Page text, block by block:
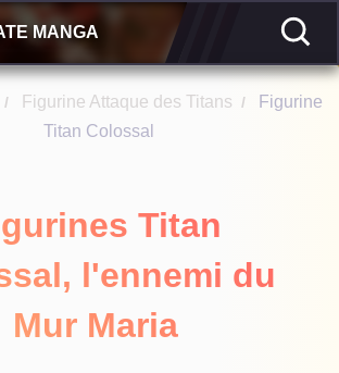
MANGA
/ Figurine Attaque des Titans /
Figurine
Titan Colossal
Titan
l'ennemi du
Mur Maria